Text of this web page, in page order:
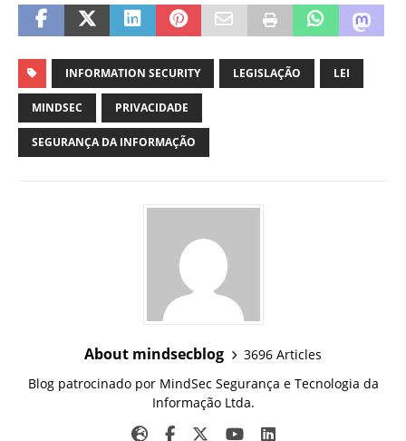
INFORMATION SECURITY LEGISLAÇÃO LEI
MINDSEC PRIVACIDADE
SEGURANÇA DA INFORMAÇÃO
About mindsecblog
3696 Articles
Blog patrocinado por MindSec Segurança e Tecnologia da
Informação Ltda.